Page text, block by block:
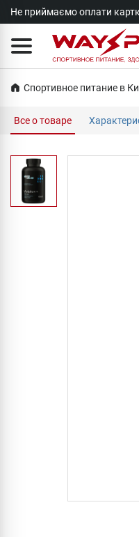
Не приймаємо оплати
Спортивное питание в
Все о товаре